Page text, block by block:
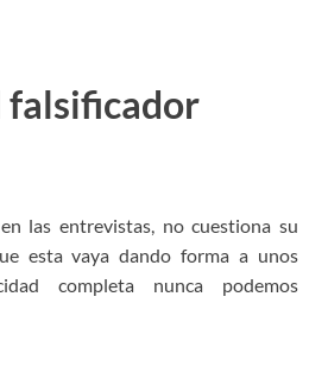
falsificador
las entrevistas, no cuestiona su
esta vaya dando forma a unos
completa nunca podemos